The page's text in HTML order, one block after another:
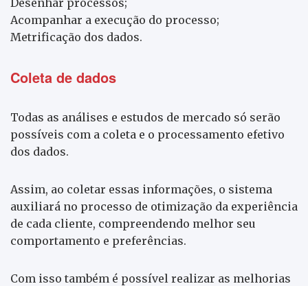
Acompanhar a execução do processo;
Metrificação dos dados.
Coleta de dados
Todas as análises e estudos de mercado só serão
possíveis com a coleta e o processamento efetivo
dos dados.
Assim, ao coletar essas informações, o sistema
auxiliará no processo de otimização da experiência
de cada cliente, compreendendo melhor seu
comportamento e preferências.
Com isso também é possível realizar as melhorias